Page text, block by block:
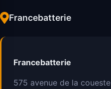
Francebatterie
Francebatterie
575 avenue de la coueste